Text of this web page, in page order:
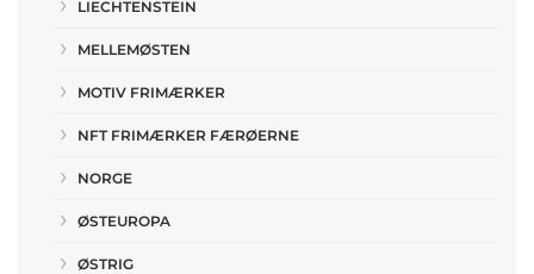
LIECHTENSTEIN
MELLEMØSTEN
MOTIV FRIMÆRKER
NFT FRIMÆRKER FÆRØERNE
NORGE
ØSTEUROPA
ØSTRIG